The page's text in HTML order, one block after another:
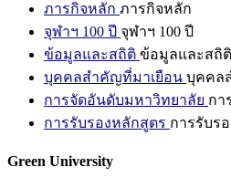
ภารกิจหลัก ภารกิจหลัก
จุฬาฯ 100 ปี จุฬาฯ 100 ปี
ข้อมูลและสถิติ ข้อมูลและสถิติ
บุคคลสำคัญที่มาเยือน บุคคล
การจัดอันดับมหาวิทยาลัย กา
การรับรองหลักสูตร การรับร
Green University